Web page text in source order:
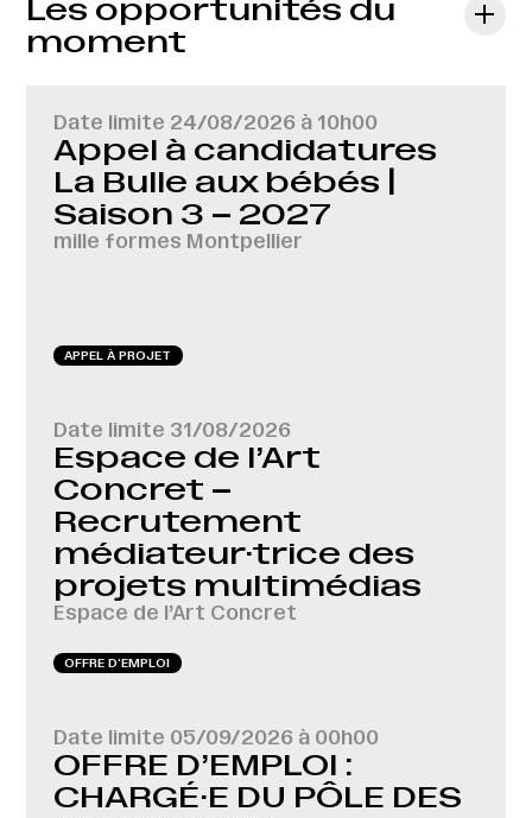
Les opportunités du
moment
Date limite 24/08/2026 à 10h00
Appel à candidatures
La Bulle aux bébés |
Saison 3 – 2027
mille formes Montpellier
APPEL À PROJET
Date limite 31/08/2026
Espace de l’Art
Concret –
Recrutement
médiateur·trice des
projets multimédias
Espace de l’Art Concret
OFFRE D‘EMPLOI
Date limite 05/09/2026 à 00h00
OFFRE D’EMPLOI :
CHARGÉ·E DU PÔLE DES